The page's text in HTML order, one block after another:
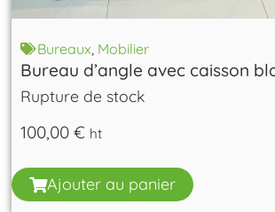
Bureaux Mobilier
Bureau d’angle avec caisson
Rupture de stock
100,00€ ht
Ajouter au panier